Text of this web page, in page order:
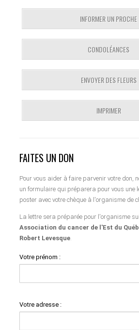
INFORMER UN PROCHE
CONDOLÉANCES
ENVOYER DES FLEURS
IMPRIMER
FAITES UN DON
Pour vous aider à faire parvenir votre don,
un formulaire qui préparera pour vous une
poster avec votre chèque à l'organisme de
La lettre sera préparée pour l'organisme
Association du cancer de l'Est du
Robert Levesque
Votre prénom :
Votre adresse :